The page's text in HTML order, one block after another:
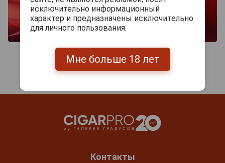
Контакты
исключительно информационный
характер и предназначены исключительно
для личного пользования.
Мне больше 18 лет